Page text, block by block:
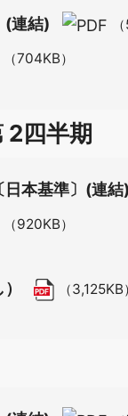
(連結)
（704KB）
四半期
日本基準〕(連結)
（920KB）
（3,125KB）